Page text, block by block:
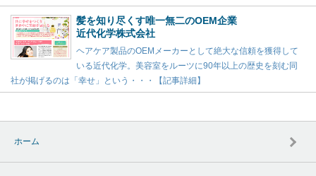
髪を知り尽くす唯一無二のOEM企業
近代化学株式会社
ヘアケア製品のOEMメーカーとして絶大な信頼を獲得して
いる近代化学。美容室をルーツに90年以上の歴史を刻む同
社が掲げるのは「幸せ」という・・・【記事詳細】
ホーム